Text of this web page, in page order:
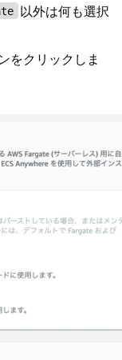
以外は何も選択
をクリックしま